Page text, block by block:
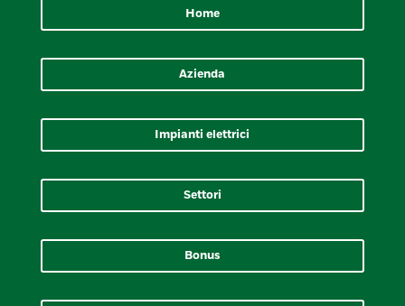
Home
Azienda
Impianti elettrici
Settori
Bonus